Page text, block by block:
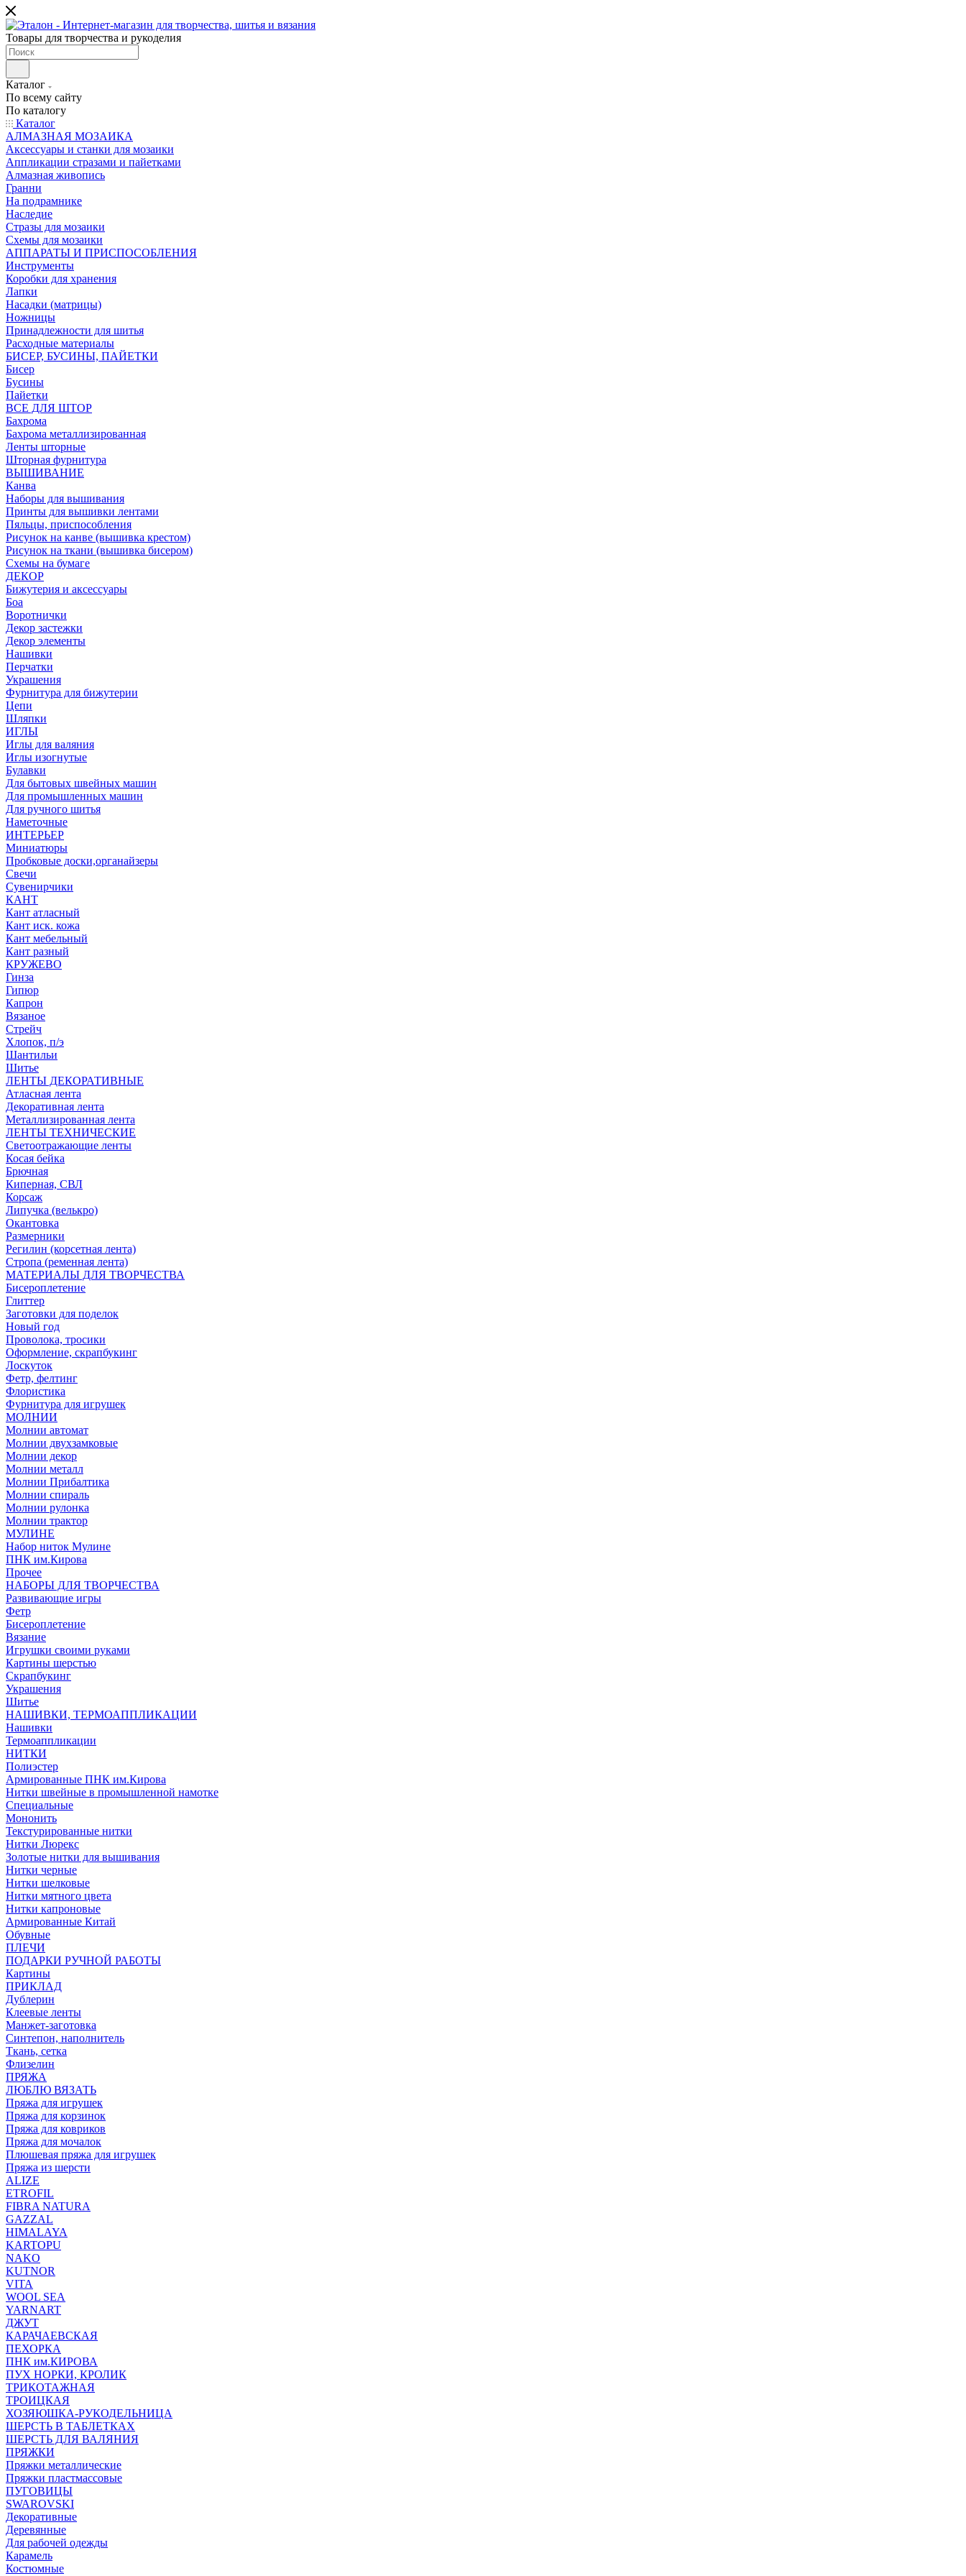
Товары для творчества и рукоделия
Каталог
По всему сайту
По каталогу
Каталог
АЛМАЗНАЯ МОЗАИКА
Аксессуары и станки для мозаики
Аппликации стразами и пайетками
Алмазная живопись
Гранни
На подрамнике
Наследие
Стразы для мозаики
Схемы для мозаики
АППАРАТЫ И ПРИСПОСОБЛЕНИЯ
Инструменты
Коробки для хранения
Лапки
Насадки (матрицы)
Ножницы
Принадлежности для шитья
Расходные материалы
БИСЕР, БУСИНЫ, ПАЙЕТКИ
Бисер
Бусины
Пайетки
ВСЕ ДЛЯ ШТОР
Бахрома
Бахрома металлизированная
Ленты шторные
Шторная фурнитура
ВЫШИВАНИЕ
Канва
Наборы для вышивания
Принты для вышивки лентами
Пяльцы, приспособления
Рисунок на канве (вышивка крестом)
Рисунок на ткани (вышивка бисером)
Схемы на бумаге
ДЕКОР
Бижутерия и аксессуары
Боа
Воротнички
Декор застежки
Декор элементы
Нашивки
Перчатки
Украшения
Фурнитура для бижутерии
Цепи
Шляпки
ИГЛЫ
Иглы для валяния
Иглы изогнутые
Булавки
Для бытовых швейных машин
Для промышленных машин
Для ручного шитья
Наметочные
ИНТЕРЬЕР
Миниатюры
Пробковые доски,органайзеры
Свечи
Сувенирчики
КАНТ
Кант атласный
Кант иск. кожа
Кант мебельный
Кант разный
КРУЖЕВО
Гинза
Гипюр
Капрон
Вязаное
Стрейч
Хлопок, п/э
Шантильи
Шитье
ЛЕНТЫ ДЕКОРАТИВНЫЕ
Атласная лента
Декоративная лента
Металлизированная лента
ЛЕНТЫ ТЕХНИЧЕСКИЕ
Светоотражающие ленты
Косая бейка
Брючная
Киперная, СВЛ
Корсаж
Липучка (велькро)
Окантовка
Размерники
Регилин (корсетная лента)
Стропа (ременная лента)
МАТЕРИАЛЫ ДЛЯ ТВОРЧЕСТВА
Бисероплетение
Глиттер
Заготовки для поделок
Новый год
Проволока, тросики
Оформление, скрапбукинг
Лоскуток
Фетр, фелтинг
Флористика
Фурнитура для игрушек
МОЛНИИ
Молнии автомат
Молнии двухзамковые
Молнии декор
Молнии металл
Молнии Прибалтика
Молнии спираль
Молнии рулонка
Молнии трактор
МУЛИНЕ
Набор ниток Мулине
ПНК им.Кирова
Прочее
НАБОРЫ ДЛЯ ТВОРЧЕСТВА
Развивающие игры
Фетр
Бисероплетение
Вязание
Игрушки своими руками
Картины шерстью
Скрапбукинг
Украшения
Шитье
НАШИВКИ, ТЕРМОАППЛИКАЦИИ
Нашивки
Термоаппликации
НИТКИ
Полиэстер
Армированные ПНК им.Кирова
Нитки швейные в промышленной намотке
Специальные
Мононить
Текстурированные нитки
Нитки Люрекс
Золотые нитки для вышивания
Нитки черные
Нитки шелковые
Нитки мятного цвета
Нитки капроновые
Армированные Китай
Обувные
ПЛЕЧИ
ПОДАРКИ РУЧНОЙ РАБОТЫ
Картины
ПРИКЛАД
Дублерин
Клеевые ленты
Манжет-заготовка
Синтепон, наполнитель
Ткань, сетка
Флизелин
ПРЯЖА
ЛЮБЛЮ ВЯЗАТЬ
Пряжа для игрушек
Пряжа для корзинок
Пряжа для ковриков
Пряжа для мочалок
Плюшевая пряжа для игрушек
Пряжа из шерсти
ALIZE
ETROFIL
FIBRA NATURA
GAZZAL
HIMALAYA
KARTOPU
NAKO
KUTNOR
VITA
WOOL SEA
YARNART
ДЖУТ
КАРАЧАЕВСКАЯ
ПЕХОРКА
ПНК им.КИРОВА
ПУХ НОРКИ, КРОЛИК
ТРИКОТАЖНАЯ
ТРОИЦКАЯ
ХОЗЯЮШКА-РУКОДЕЛЬНИЦА
ШЕРСТЬ В ТАБЛЕТКАХ
ШЕРСТЬ ДЛЯ ВАЛЯНИЯ
ПРЯЖКИ
Пряжки металлические
Пряжки пластмассовые
ПУГОВИЦЫ
SWAROVSKI
Декоративные
Деревянные
Для рабочей одежды
Карамель
Костюмные